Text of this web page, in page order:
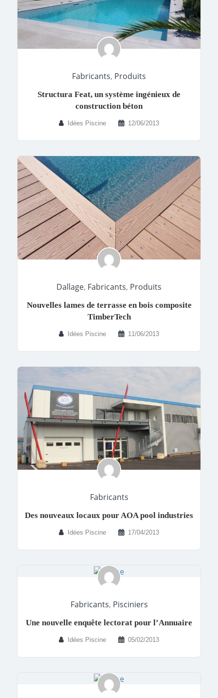
Fabricants, Produits
Structura Feat, un système ingénieux de
construction béton
Idées Piscine 12/06/2013
Dallage, Fabricants, Produits
Nouvelles lames de terrasse en bois composite
TimberTech
Idées Piscine 11/06/2013
Fabricants
Des nouveaux locaux pour AOA pool industries
Idées Piscine 17/04/2013
Fabricants, Pisciniers
Une nouvelle enquête lectorat pour l’Annuaire
Idées Piscine 05/02/2013